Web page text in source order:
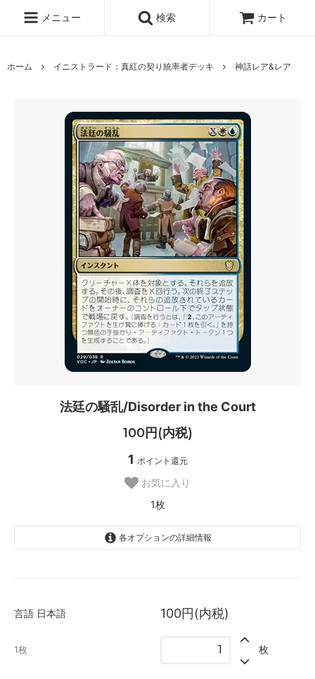
メニュー 検索 カート
ホーム イニストラード：真紅の契り統率者デッキ 神話レア&レア
法廷の騒乱/Disorder in the Court
100円(内税)
1 ポイント還元
お気に入り
1枚
各オプションの詳細情報
英語
言語 日本語 100円(内税)
1枚 枚